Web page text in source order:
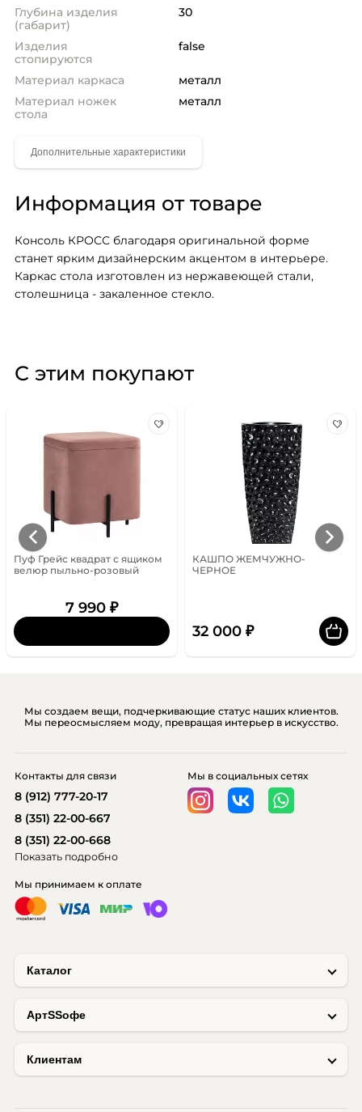
Глубина изделия
(габарит)
30
Изделия
стопируются
false
Материал каркаса
металл
Материал ножек
стола
металл
Информация от товаре
Консоль КРОСС благодаря оригинальной форме
станет ярким дизайнерским акцентом в интерьере.
Каркас стола изготовлен из нержавеющей стали,
столешница - закаленное стекло.
С этим покупают
Пуф Грейс квадрат с ящиком
велюр пыльно-розовый
7 990 ₽
КАШПО ЖЕМЧУЖНО-
ЧЕРНОЕ
32 000 ₽
Мы создаем вещи, подчеркивающие статус наших клиентов.
Мы переосмысляем моду, превращая интерьер в искусство.
Каталог
AртSSофе
Клиентам
Мы принимаем к оплате
Мы в социальных сетях
Контакты для связи
8 (912) 777-20-17
8 (351) 22-00-667
8 (351) 22-00-668
Показать подробно